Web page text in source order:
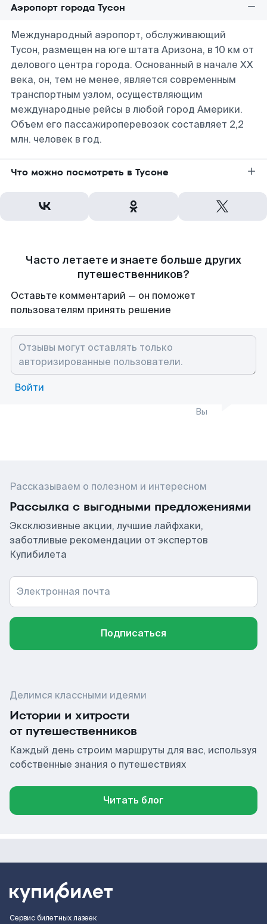
Аэропорт города Тусон
Международный аэропорт, обслуживающий
Тусон, размещен на юге штата Аризона, в 10 км от
делового центра города. Основанный в начале XX
века, он, тем не менее, является современным
транспортным узлом, осуществляющим
международные рейсы в любой город Америки.
Объем его пассажироперевозок составляет 2,2
млн. человек в год.
Что можно посмотреть в Тусоне
Часто летаете и знаете больше других
путешественников?
Оставьте комментарий — он поможет
пользователям принять решение
Войти
Вы
Рассказываем о полезном и интересном
Рассылка с выгодными предложениями
Эксклюзивные акции, лучшие лайфхаки,
заботливые рекомендации от экспертов
Купибилета
Электронная почта
Подписаться
Делимся классными идеями
Истории и хитрости
от путешественников
Каждый день строим маршруты для вас, используя
собственные знания о путешествиях
Читать блог
Сервис билетных лазеек